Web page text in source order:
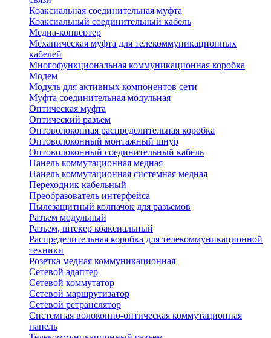
Коаксиальная соединительная муфта
Коаксиальный соединительный кабель
Медиа-конвертер
Механическая муфта для телекоммуникационных
кабелей
Многофункциональная коммуникационная коробка
Модем
Модуль для активных компонентов сети
Муфта соединительная модульная
Оптическая муфта
Оптический разъем
Оптоволоконная распределительная коробка
Оптоволоконный монтажный шнур
Оптоволоконный соединительный кабель
Панель коммутационная медная
Панель коммутационная системная медная
Переходник кабельный
Преобразователь интерфейса
Пылезащитный колпачок для разъемов
Разъем модульный
Разъем, штекер коаксиальный
Распределительная коробка для телекоммуникационной
техники
Розетка медная коммуникационная
Сетевой адаптер
Сетевой коммутатор
Сетевой маршрутизатор
Сетевой ретранслятор
Системная волоконно-оптическая коммутационная
панель